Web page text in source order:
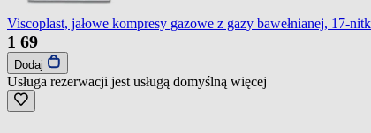
Viscoplast, jałowe kompresy gazowe z gazy bawełnianej, 17-
1 69
Dodaj
Usługa rezerwacji jest usługą domyślną więcej